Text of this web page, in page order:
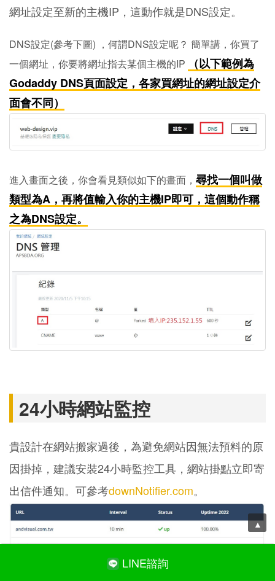
網址設定至新的主機IP，這動作就是DNS設定。
DNS設定(參考下圖) ，何謂DNS設定呢？ 簡單講，你買了
一個網址，你要將網址指去某個主機的IP
（以下範例為
Godaddy DNS頁面設定，各家買網址的網址設定介
面會不同）
進入畫面之後，你會看見類似如下的畫面， 尋找一個叫做
類型為A，再將值輸入你的主機IP即可，這個動作稱
之為DNS設定。
24小時網站監控
貴設計在網站搬家過後，為避免網站因無法預料的原
因掛掉，建議安裝24小時監控工具，網站掛點立即寄
出信件通知。可參考downNotifier.com。
LINE諮詢